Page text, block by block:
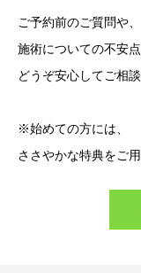
ご予約前のご質問や、
施術についての不安点
どうぞ安心してご相談
※始めての方には、
ささやかな特典をご